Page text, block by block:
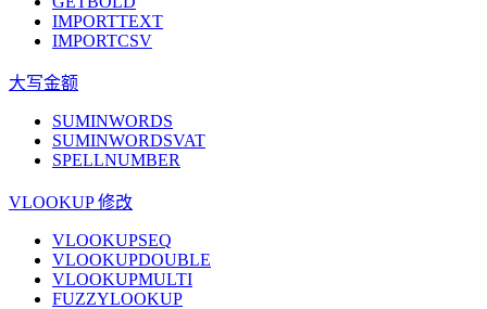
IMPORTTEXT
IMPORTCSV
大写金额
SUMINWORDS
SUMINWORDSVAT
SPELLNUMBER
VLOOKUP 修改
VLOOKUPSEQ
VLOOKUPDOUBLE
VLOOKUPMULTI
FUZZYLOOKUP